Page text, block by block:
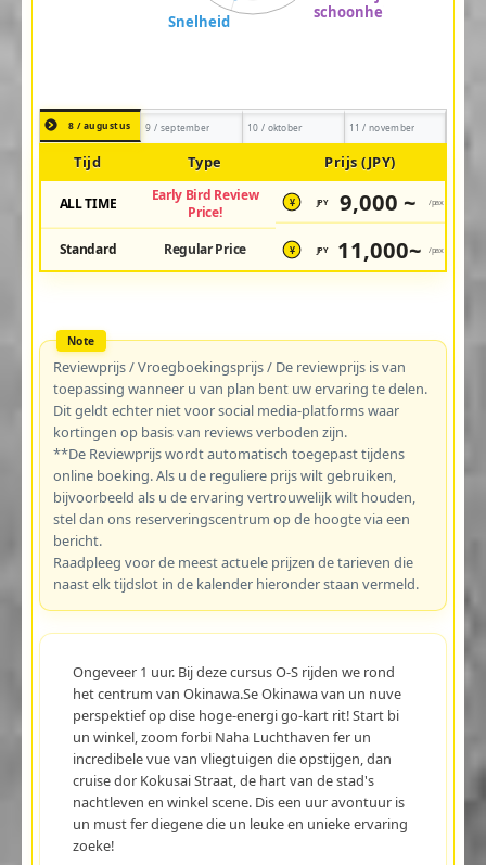
8 / augustus 9 / september 10 / oktober 11 / november
Tijd Type Prijs (JPY)
ALL TIME
Early Bird Review
Price!
¥ JPY 9,000 ~ /pax
Standard Regular Price ¥ JPY 11,000~ /pax
Reviewprijs / Vroegboekingsprijs / De reviewprijs is van
toepassing wanneer u van plan bent uw ervaring te delen.
Dit geldt echter niet voor social media-platforms waar
kortingen op basis van reviews verboden zijn.
**De Reviewprijs wordt automatisch toegepast tijdens
online boeking. Als u de reguliere prijs wilt gebruiken,
bijvoorbeeld als u de ervaring vertrouwelijk wilt houden,
stel dan ons reserveringscentrum op de hoogte via een
bericht.
Raadpleeg voor de meest actuele prijzen de tarieven die
naast elk tijdslot in de kalender hieronder staan vermeld.
Ongeveer 1 uur. Bij deze cursus O-S rijden we rond
het centrum van Okinawa.Se Okinawa van un nuve
perspektief op dise hoge-energi go-kart rit! Start bi
un winkel, zoom forbi Naha Luchthaven fer un
incredibele vue van vliegtuigen die opstijgen, dan
cruise dor Kokusai Straat, de hart van de stad's
nachtleven en winkel scene. Dis een uur avontuur is
un must fer diegene die un leuke en unieke ervaring
zoeke!